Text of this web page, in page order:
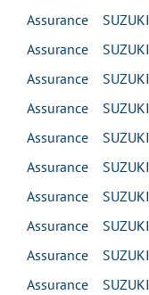
Assurance
Assurance
Assurance
Assurance
Assurance
Assurance
Assurance
Assurance
Assurance
Assurance